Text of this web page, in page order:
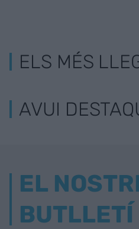
ELS MÉS
AVUI
EL
BUTLLETÍ